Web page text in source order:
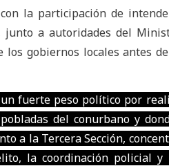
la participación de
junto a autoridades del
los gobiernos locales antes
fuerte peso político por
del conurbano y
a la Tercera Sección,
la coordinación policial